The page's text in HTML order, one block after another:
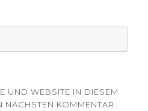
UND WEBSITE IN DIESEM
NÄCHSTEN KOMMENTAR